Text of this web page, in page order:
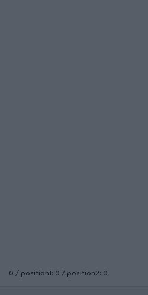
0 / position1: 0 / position2: 0